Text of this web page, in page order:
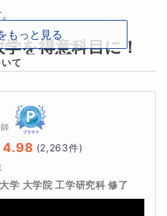
を得意科目に！
問題に対しても思考力で取り
短・最速で目指してゆきま
もっと見る
て
4.98 (2,263件)
学 大学院 工学研究科 修了